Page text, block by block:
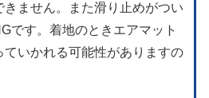
ません。また滑り止めがつい
です。着地のときエアマット
ていかれる可能性がありますの